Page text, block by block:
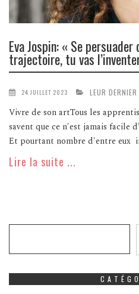
Eva Jospin: « Se persuader
trajectoire, tu vas
24 JUILLET 2023 LEUR
Vivre de son artTous les
savent que ce n'est jamais
Et pourtant nombre d'entre eux
Lire la suite ...